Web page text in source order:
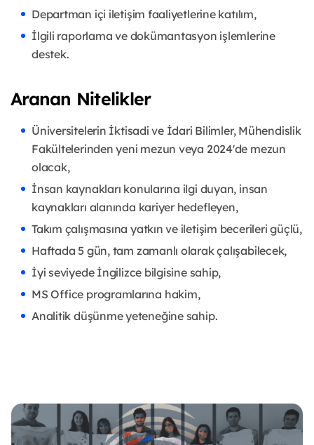
Departman içi iletişim faaliyetlerine katılım,
İlgili raporlama ve dokümantasyon işlemlerine
destek.
Aranan Nitelikler
Üniversitelerin İktisadi ve İdari Bilimler, Mühendislik
Fakültelerinden yeni mezun veya 2024'de mezun
olacak,
İnsan kaynakları konularına ilgi duyan, insan
kaynakları alanında kariyer hedefleyen,
Takım çalışmasına yatkın ve iletişim becerileri güçlü,
Haftada 5 gün, tam zamanlı olarak çalışabilecek,
İyi seviyede İngilizce bilgisine sahip,
MS Office programlarına hakim,
Analitik düşünme yeteneğine sahip.